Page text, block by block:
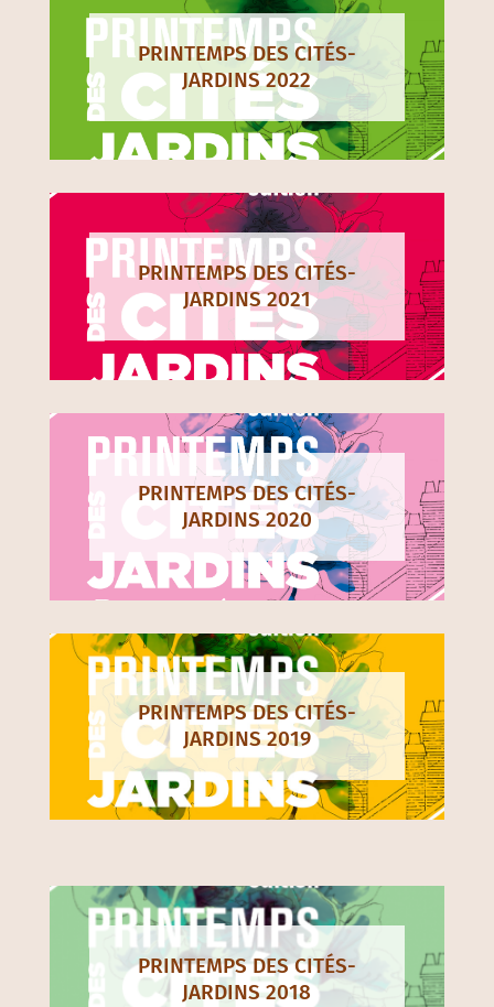
PRINTEMPS DES CITÉS-
JARDINS 2022
PRINTEMPS DES CITÉS-
JARDINS 2021
PRINTEMPS DES CITÉS-
JARDINS 2020
PRINTEMPS DES CITÉS-
JARDINS 2019
PRINTEMPS DES CITÉS-
JARDINS 2018